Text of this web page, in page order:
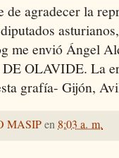
de agradecer la
me envió Ángel
OLAVIDE. La
grafía- Gijón,
MASIPen 8:03 a. m.